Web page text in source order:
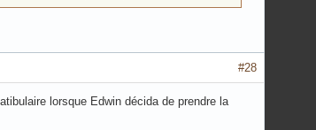
#28
lorsque Edwin décida de prendre la